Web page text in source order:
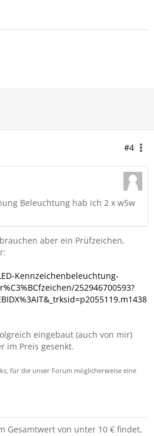
#4
Beleuchtung hab ich 2 x w5w
aber ein Prüfzeichen,
Kennzeichenbeleuchtung-
252946700593?
eingebaut (auch von mir)
im Preis gesenkt.
für die unser Forum möglicherweise eine
Gesamtwert von unter 10 € findet,